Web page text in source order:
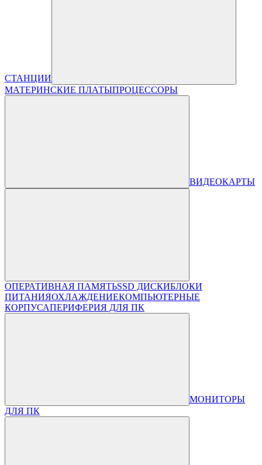
СТАНЦИИ
МАТЕРИНСКИЕ ПЛАТЫПРОЦЕССОРЫ
ВИДЕОКАРТЫ
ОПЕРАТИВНАЯ ПАМЯТЬSSD ДИСКИБЛОКИ
ПИТАНИЯОХЛАЖДЕНИЕКОМПЬЮТЕРНЫЕ
КОРПУСАПЕРИФЕРИЯ ДЛЯ ПК
МОНИТОРЫ
ДЛЯ ПК